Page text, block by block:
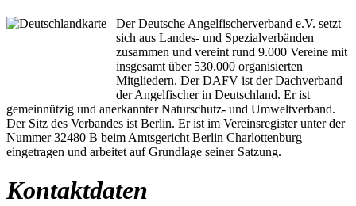
Der Deutsche Angelfischerverband e.V. setzt
sich aus Landes- und Spezialverbänden
zusammen und vereint rund 9.000 Vereine mit
insgesamt über 530.000 organisierten
Mitgliedern. Der DAFV ist der Dachverband
der Angelfischer in Deutschland. Er ist
gemeinnützig und anerkannter Naturschutz- und Umweltverband.
Der Sitz des Verbandes ist Berlin. Er ist im Vereinsregister unter der
Nummer 32480 B beim Amtsgericht Berlin Charlottenburg
eingetragen und arbeitet auf Grundlage seiner Satzung.
Kontaktdaten